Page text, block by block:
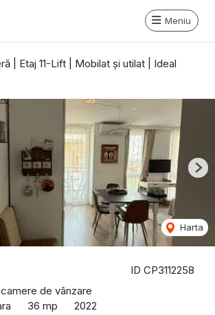
Meniu
| Etaj 11-Lift | Mobilat și utilat | Ideal
ID CP3112258
de vânzare
36 mp 2022
Harta